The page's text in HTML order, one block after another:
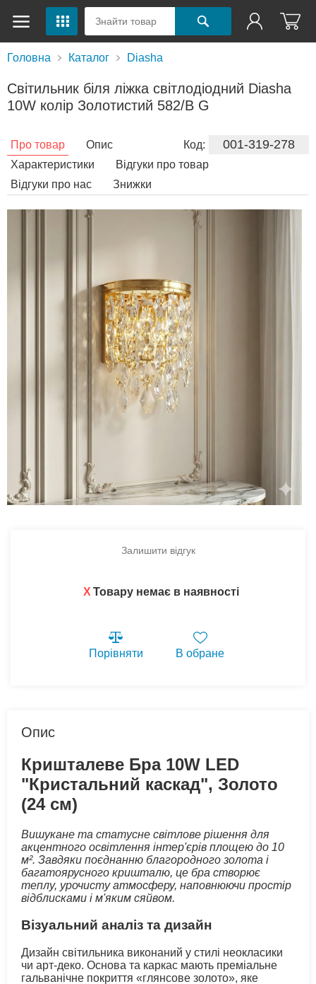
Головна Каталог Diasha
Світильник біля ліжка світлодіодний Diasha
10W колір Золотистий 582/B G
Код: 001-319-278
Про товар
Опис
Характеристики
Відгуки про товар
Відгуки про нас
Знижки
Залишити відгук
X Товару немає в наявності
Порівняти В обране
Опис
Кришталеве Бра 10W LED
"Кристальний каскад", Золото
(24 см)
Вишукане та статусне світлове рішення для
акцентного освітлення інтер'єрів площею до 10
м². Завдяки поєднанню благородного золота і
багатоярусного кришталю, це бра створює
теплу, урочисту атмосферу, наповнюючи простір
відблисками і м'яким сяйвом.
Візуальний аналіз та дизайн
Дизайн світильника виконаний у стилі неокласики
чи арт-деко. Основа та каркас мають преміальне
гальванічне покриття «глянсове золото», яке